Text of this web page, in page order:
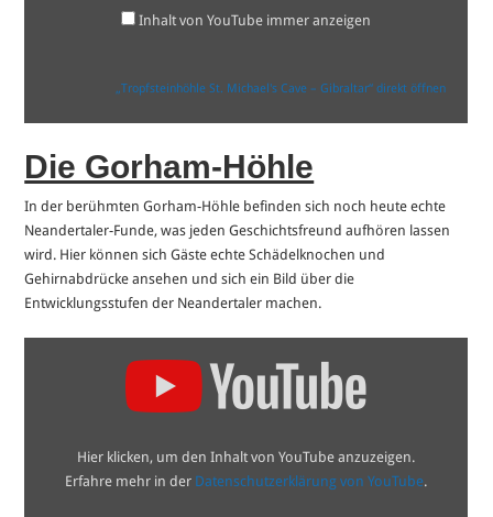
Inhalt von YouTube immer anzeigen
„Tropfsteinhöhle St. Michael's Cave – Gibraltar“ direkt öffnen
Die Gorham-Höhle
In der berühmten Gorham-Höhle befinden sich noch heute echte
Neandertaler-Funde, was jeden Geschichtsfreund aufhören lassen
wird. Hier können sich Gäste echte Schädelknochen und
Gehirnabdrücke ansehen und sich ein Bild über die
Entwicklungsstufen der Neandertaler machen.
Hier klicken, um den Inhalt von YouTube anzuzeigen.
Erfahre mehr in der Datenschutzerklärung von YouTube.